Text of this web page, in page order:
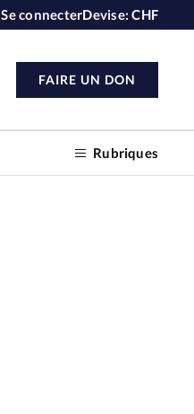
Se connecterDevise:CHF
Rubriques
FAIRE UN DON